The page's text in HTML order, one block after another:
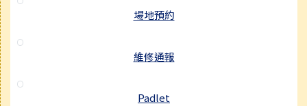
場地預約
維修通報
Padlet